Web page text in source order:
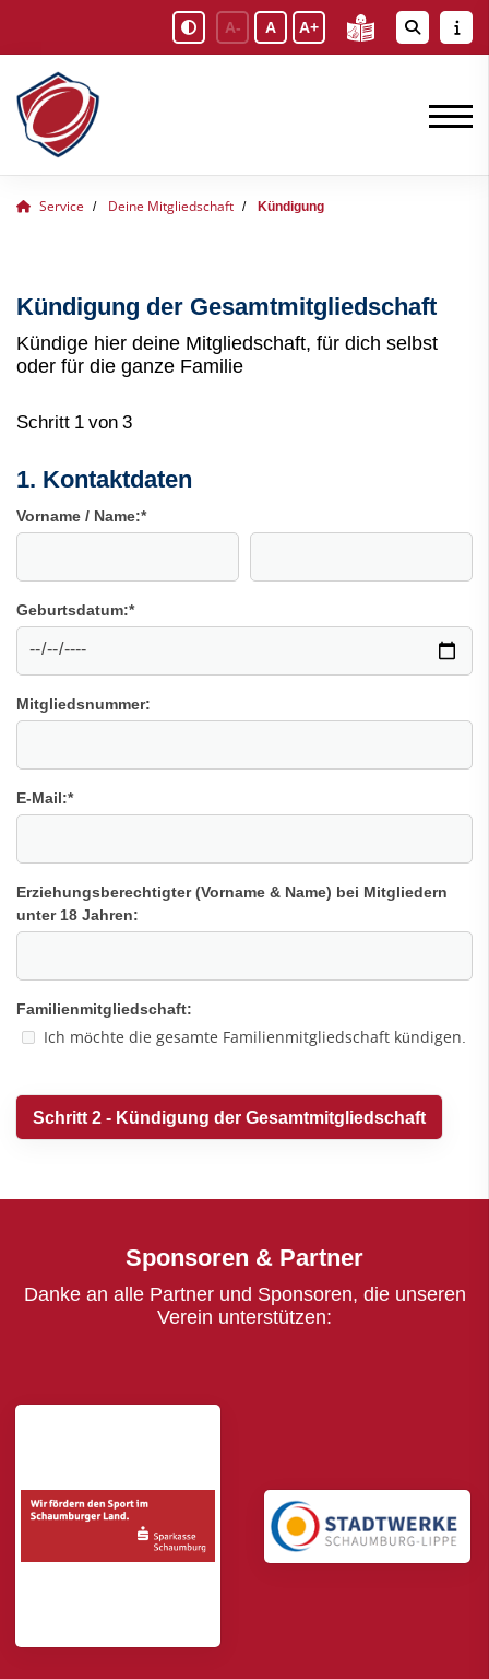
A- A A+
Service Deine Mitgliedschaft Kündigung
Kündigung der Gesamtmitgliedschaft
Kündige hier deine Mitgliedschaft, für dich selbst
oder für die ganze Familie
Schritt 1 von 3
1. Kontaktdaten
Vorname / Name:*
Geburtsdatum:*
Mitgliedsnummer:
E-Mail:*
Erziehungsberechtigter (Vorname & Name) bei Mitgliedern
unter 18 Jahren:
Familienmitgliedschaft:
Ich möchte die gesamte Familienmitgliedschaft kündigen.
Sponsoren & Partner
Danke an alle Partner und Sponsoren, die unseren
Verein unterstützen: